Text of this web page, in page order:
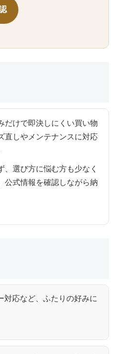
だけで即決しにくい買い物
直しやメンテナンスに対応
選び方に悩む方も少なく
公式情報を確認しながら納
対応など、ふたりの好みに